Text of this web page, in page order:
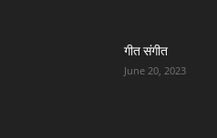
गीत संगीत
June 20, 2023